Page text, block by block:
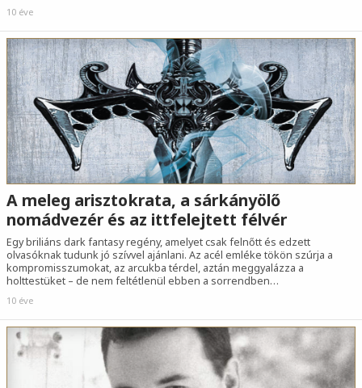
10 éve
A meleg arisztokrata, a sárkányölő
nomádvezér és az ittfelejtett félvér
Egy briliáns dark fantasy regény, amelyet csak felnőtt és edzett
olvasóknak tudunk jó szívvel ajánlani. Az acél emléke tökön szúrja a
kompromisszumokat, az arcukba térdel, aztán meggyalázza a
holttestüket – de nem feltétlenül ebben a sorrendben…
10 éve